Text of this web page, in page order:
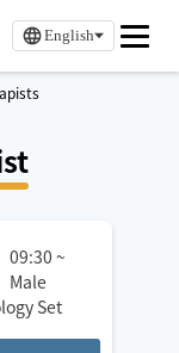
English
09:30 ~
Male
Set